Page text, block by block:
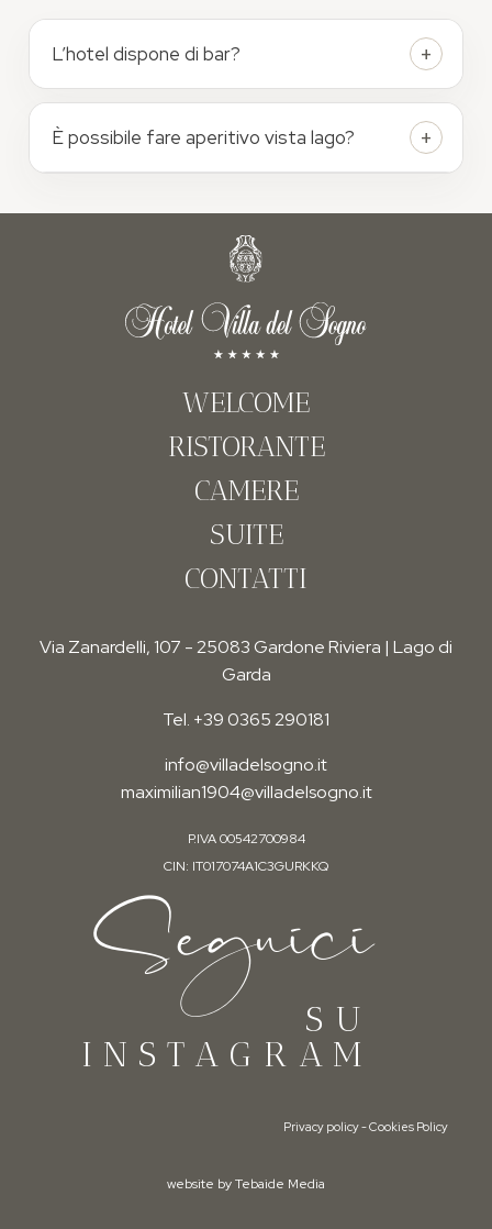
L’hotel dispone di bar?
È possibile fare aperitivo vista lago?
WELCOME
RISTORANTE
CAMERE
SUITE
CONTATTI
Via Zanardelli, 107 - 25083 Gardone Riviera | Lago di
Garda
Tel. +39 0365 290181
info@villadelsogno.it
maximilian1904@villadelsogno.it
P.IVA 00542700984
CIN: IT017074A1C3GURKKQ
Seguici
SU
INSTAGRAM
Privacy policy-Cookies Policy
website by Tebaide Media